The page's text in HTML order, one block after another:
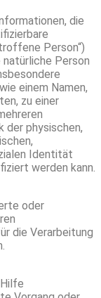
die
Person“)
Person
einem Namen,
zu einer
der physischen,
Identität
werden kann.
oder
die Verarbeitung